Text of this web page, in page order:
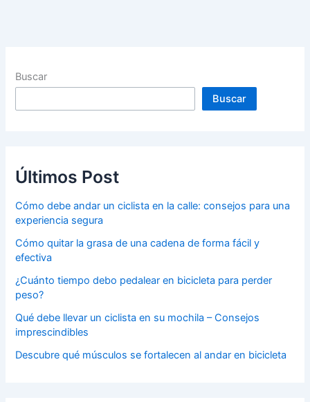
Buscar
Buscar
Últimos Post
Cómo debe andar un ciclista en la calle: consejos para una
experiencia segura
Cómo quitar la grasa de una cadena de forma fácil y
efectiva
¿Cuánto tiempo debo pedalear en bicicleta para perder
peso?
Qué debe llevar un ciclista en su mochila – Consejos
imprescindibles
Descubre qué músculos se fortalecen al andar en bicicleta